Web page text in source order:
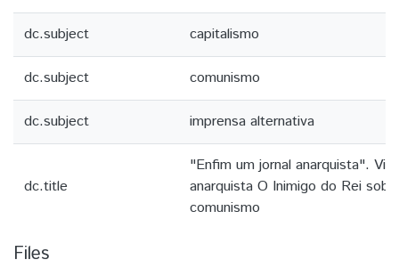
dc.subject capitalismo
dc.subject comunismo
dc.subject imprensa alternativa
dc.title
"Enfim um jornal anarquista".
anarquista O Inimigo do Rei
comunismo
Files